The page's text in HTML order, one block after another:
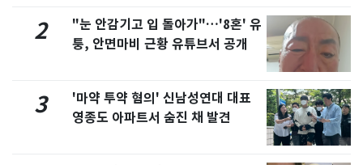
2
"눈 안감기고 입 돌아가"…'8혼' 유
퉁, 안면마비 근황 유튜브서 공개
3
'마약 투약 혐의' 신남성연대 대표
영종도 아파트서 숨진 채 발견